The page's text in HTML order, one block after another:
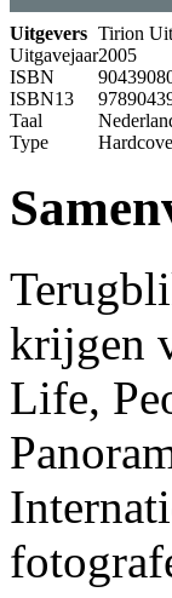
Uitgevers Tirion
Uitgavejaar2005
ISBN
ISBN13
Taal
Type
krijgen
Life,